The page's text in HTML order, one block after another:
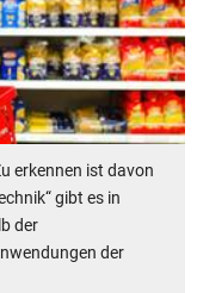
erkennen ist davon
gibt es in
der
der